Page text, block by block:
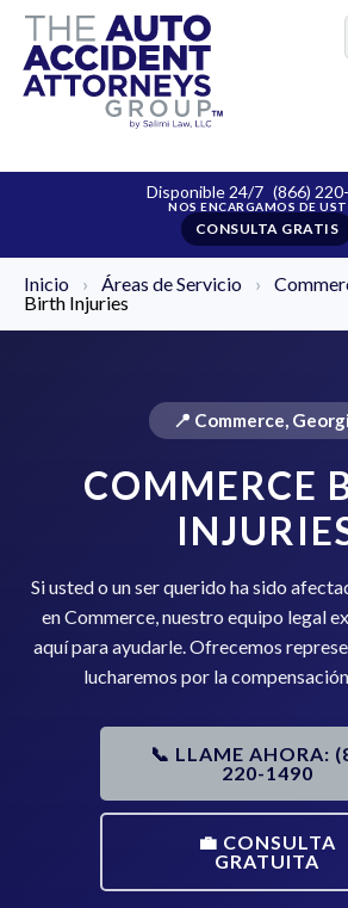
Disponible 24/7 (866)
CONSULTA GRATIS
Inicio › Áreas de Servicio ›
Birth Injuries
📍 Commerce,
COMMERCE
Si usted o un ser querido ha sido
en Commerce, nuestro equipo legal
aquí para ayudarle. Ofrecemos
lucharemos por la
📞 LLAME AHORA:
220-1490
💼 CONSULTA
GRATUITA